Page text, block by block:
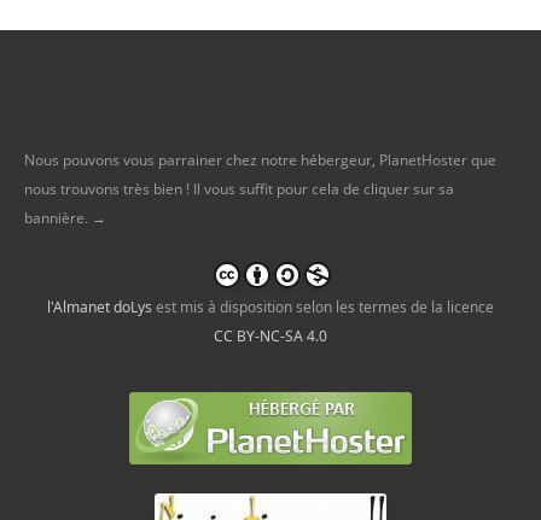
Nous pouvons vous parrainer chez notre hébergeur, PlanetHoster que
nous trouvons très bien ! Il vous suffit pour cela de cliquer sur sa
bannière. →
l'Almanet doLys est mis à disposition selon les termes de la licence
CC BY-NC-SA 4.0